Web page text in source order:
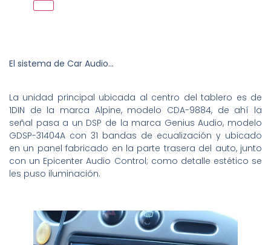
El sistema de Car Audio…
La unidad principal ubicada al centro del tablero es de
1DIN de la marca Alpine, modelo CDA-9884, de ahí la
señal pasa a un DSP de la marca Genius Audio, modelo
GDSP-31404A con 31 bandas de ecualización y ubicado
en un panel fabricado en la parte trasera del auto, junto
con un Epicenter Audio Control; como detalle estético se
les puso iluminación.